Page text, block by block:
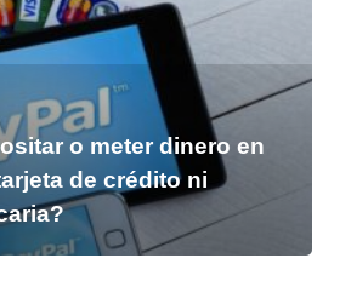
o meter dinero en
de crédito ni